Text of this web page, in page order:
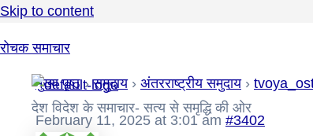
Skip to content
रोचक समाचार
देश विदेश के समाचार- सत्य से समृद्धि की ओर
मुख्य पृष्ठ › समुदाय › अंतरराष्ट्रीय समुदाय ›
February 11, 2025 at 3:01 am #3402